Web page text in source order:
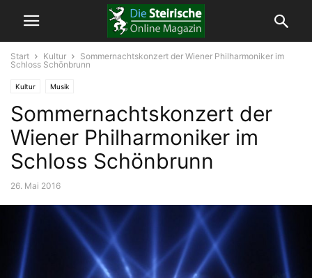
Start Kultur
Sommernachtskonzert der Wiener Philharmoniker im
Schloss Schönbrunn
Kultur Musik
Sommernachtskonzert der
Wiener Philharmoniker im
Schloss Schönbrunn
26. Mai 2016